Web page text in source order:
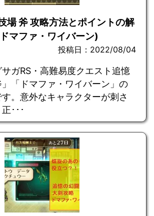
場 斧 攻略方法とポイントの解
マファ・ワイバーン)
投稿日：2022/08/04
ガRS・高難易度クエスト追憶
「ドマファ・ワイバーン」の
。意外なキャラクターが刺さ
･･･